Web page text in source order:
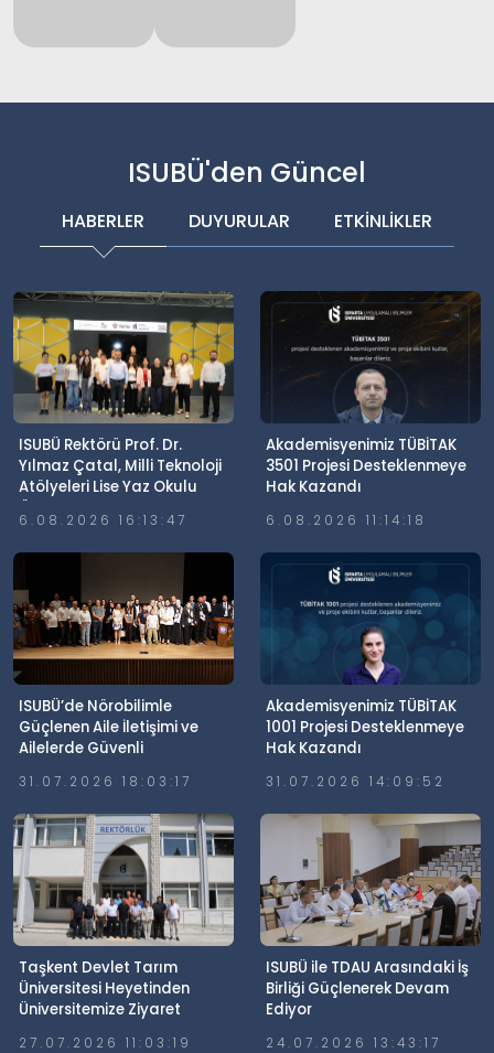
ISUBÜ'den Güncel
HABERLER DUYURULAR ETKİNLİKLER
ISUBÜ Rektörü Prof. Dr.
Yılmaz Çatal, Milli Teknoloji
Atölyeleri Lise Yaz Okulu
Öğrencileriyle Buluştu
6.08.2026 16:13:47
Akademisyenimiz TÜBİTAK
3501 Projesi Desteklenmeye
Hak Kazandı
6.08.2026 11:14:18
ISUBÜ’de Nörobilimle
Güçlenen Aile İletişimi ve
Ailelerde Güvenli
Gerçekleştirildi
31.07.2026 18:03:17
Akademisyenimiz TÜBİTAK
1001 Projesi Desteklenmeye
Hak Kazandı
31.07.2026 14:09:52
Taşkent Devlet Tarım
Üniversitesi Heyetinden
Üniversitemize Ziyaret
27.07.2026 11:03:19
ISUBÜ ile TDAU Arasındaki İş
Birliği Güçlenerek Devam
Ediyor
24.07.2026 13:43:17